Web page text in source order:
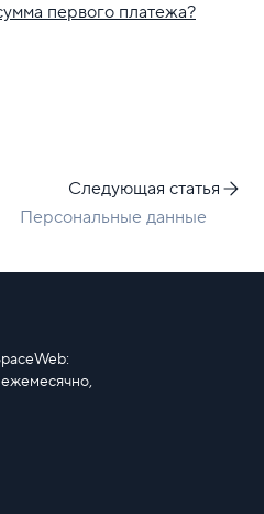
первого платежа?
Следующая статья
Персональные данные